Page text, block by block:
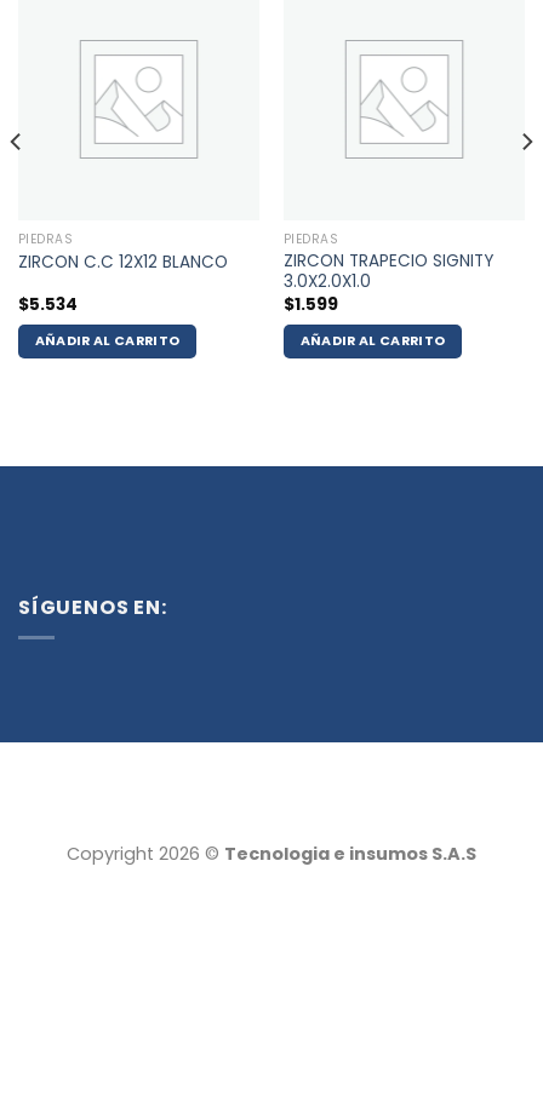
PIEDRAS
ZIRCON C.C 12X12 BLANCO
$5.534
AÑADIR AL CARRITO
PIEDRAS
ZIRCON TRAPECIO SIGNITY
3.0X2.0X1.0
$1.599
AÑADIR AL CARRITO
SÍGUENOS EN:
Copyright 2026 © Tecnologia e insumos S.A.S